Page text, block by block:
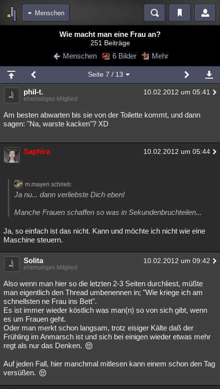
Menschen
Blogs Videos
Chat Wiki Neuigkeiten
meine Rubriken
Menschen Mystery Kriminalfälle
Spiritualität Verschwörungen Technologie Ufologie
weitere Rubriken
Philosophie
Astronomie Helpdesk
Übersichten
Besucht Teilgenommen Alle Neue Geschlossen
Lesenswert Schlüsselwörter
Wie macht man eine Frau an?
251 Beiträge
Menschen 6 Bilder Mehr
Seite 7 / 13
phil-t. 10.02.2012 um 05:41
ehemaliges Mitglied
Am besten abwarten bis sie von der Toilette kommt, und dann
sagen: "Na, warste kacken"? XD
Saphira 10.02.2012 um 05:44
m.mayen schrieb:
Ja nu... dann verliebste Dich eben!
Manche Frauen schaffen so was in Sekundenbruchteilen...
Ja, so einfach ist das nicht. Kann und möchte ich nicht wie eine
Maschine steuern.
Solita 10.02.2012 um 09:42
ehemaliges Mitglied
Also wenn man hier so die letzten 2-3 Seiten durchliest, müßte
man eigentlich den Thread umbenennen in; "Wie kriege ich am
schnellsten ne Frau ins Bett".
Es ist immer wieder köstlich was man(n) so von sich gibt, wenn
es um Frauen geht.
Oder man merkt schon langsam, trotz eisiger Kälte daß der
Frühling im Anmarsch ist und sich bei einigen wieder etwas mehr
regt als nur das Denken.
Auf jeden Fall, hier manchmal mitlesen kann einem schon den Tag
versüßen.